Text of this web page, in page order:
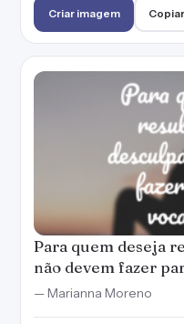
Criar imagem Copiar
Para quem deseja
não devem fazer
— Marianna Moreno